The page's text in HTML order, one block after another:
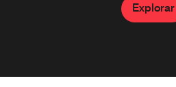
Explorar
Explorar